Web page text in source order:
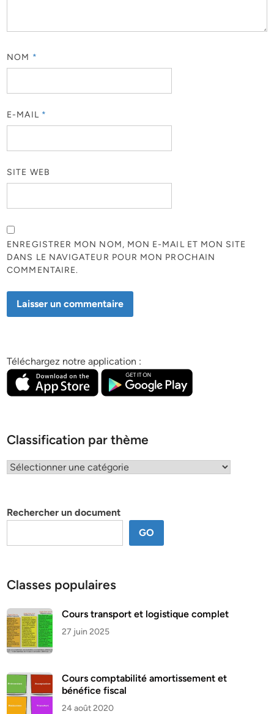
NOM *
E-MAIL *
SITE WEB
ENREGISTRER MON NOM, MON E-MAIL ET MON SITE
DANS LE NAVIGATEUR POUR MON PROCHAIN
COMMENTAIRE.
Téléchargez notre application :
Classification par thème
Classification
Rechercher un document
GO
Classes populaires
Cours transport et logistique complet
27 juin 2025
Cours comptabilité amortissement et
bénéfice fiscal
24 août 2020